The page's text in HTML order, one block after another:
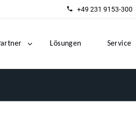
+49 231 9153-300
Lösungen Service